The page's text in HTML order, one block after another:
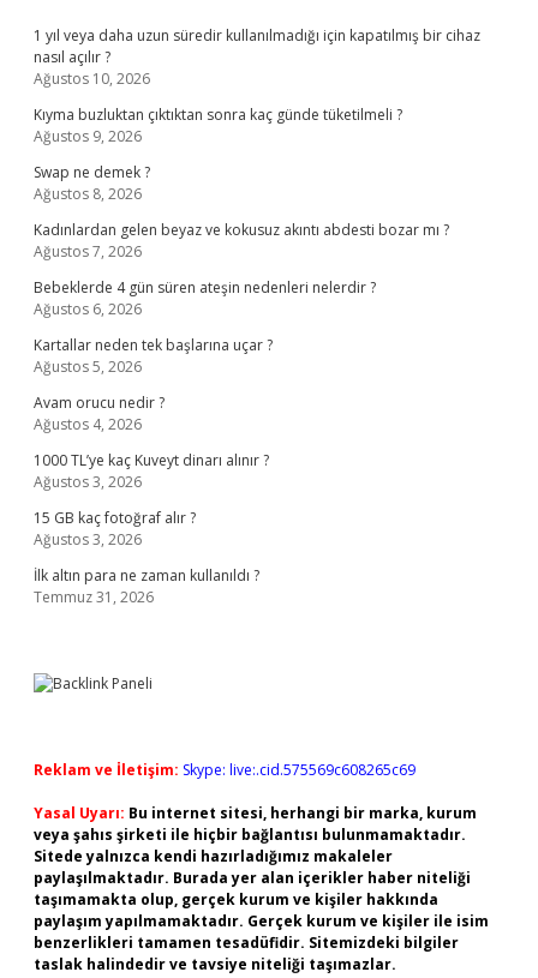
1 yıl veya daha uzun süredir kullanılmadığı için kapatılmış bir cihaz
nasıl açılır ?
Ağustos 10, 2026
Kıyma buzluktan çıktıktan sonra kaç günde tüketilmeli ?
Ağustos 9, 2026
Swap ne demek ?
Ağustos 8, 2026
Kadınlardan gelen beyaz ve kokusuz akıntı abdesti bozar mı ?
Ağustos 7, 2026
Bebeklerde 4 gün süren ateşin nedenleri nelerdir ?
Ağustos 6, 2026
Kartallar neden tek başlarına uçar ?
Ağustos 5, 2026
Avam orucu nedir ?
Ağustos 4, 2026
1000 TL’ye kaç Kuveyt dinarı alınır ?
Ağustos 3, 2026
15 GB kaç fotoğraf alır ?
Ağustos 3, 2026
İlk altın para ne zaman kullanıldı ?
Temmuz 31, 2026
Reklam ve İletişim: Skype: live:.cid.575569c608265c69
Yasal Uyarı: Bu internet sitesi, herhangi bir marka, kurum
veya şahıs şirketi ile hiçbir bağlantısı bulunmamaktadır.
Sitede yalnızca kendi hazırladığımız makaleler
paylaşılmaktadır. Burada yer alan içerikler haber niteliği
taşımamakta olup, gerçek kurum ve kişiler hakkında
paylaşım yapılmamaktadır. Gerçek kurum ve kişiler ile isim
benzerlikleri tamamen tesadüfidir. Sitemizdeki bilgiler
taslak halindedir ve tavsiye niteliği taşımazlar.